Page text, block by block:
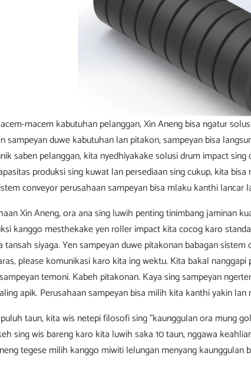
macem kabutuhan pelanggan, Xin Aneng bisa ngatur
sampeyan duwe kabutuhan lan pitakon, sampeyan bisa
saben pelanggan, kita nyedhiyakake solusi drum impact
produksi sing kuwat lan persediaan sing cukup, kita
conveyor perusahaan sampeyan bisa mlaku kanthi lancar
Xin Aneng, ora ana sing luwih penting tinimbang jaminan
kanggo mesthekake yen roller impact kita cocog karo
siyaga. Yen sampeyan duwe pitakonan babagan
please komunikasi karo kita ing wektu. Kita bakal
temoni. Kabeh pitakonan. Kaya sing sampeyan
apik. Perusahaan sampeyan bisa milih kita kanthi yakin
taun, kita wis netepi filosofi sing "kaunggulan ora mung
sing wis bareng karo kita luwih saka 10 taun, nggawa
tegese milih kanggo miwiti lelungan menyang kaunggulan